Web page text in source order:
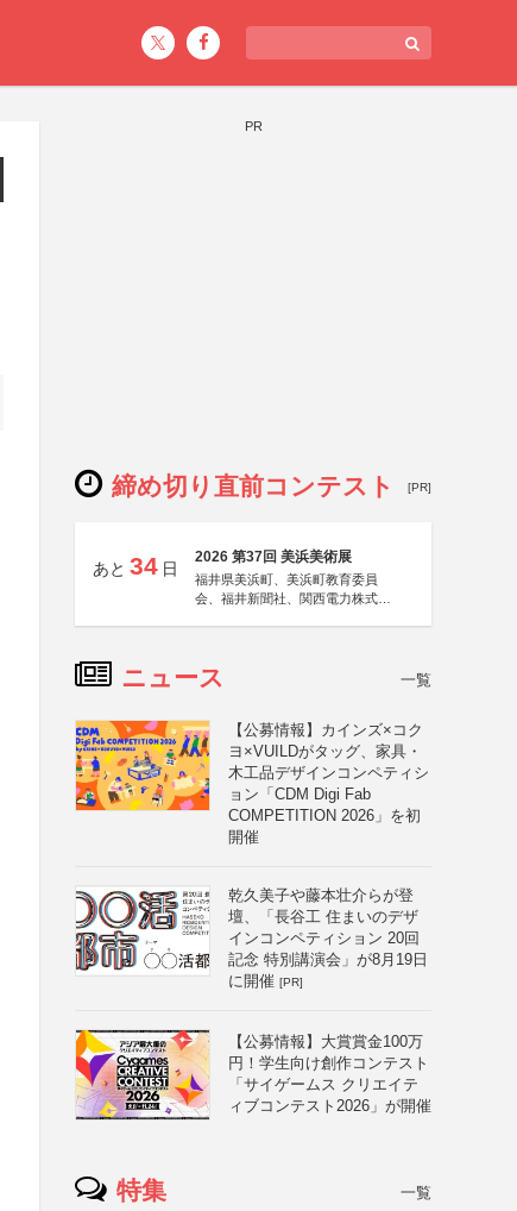
PR
締め切り直前コンテスト [PR]
あと 34 日
2026 第37回 美浜美術展
福井県美浜町、美浜町教育委員
会、福井新聞社、関西電力株式会
ニュース 一覧
【公募情報】カインズ×コク
ヨ×VUILDがタッグ、家具・
木工品デザインコンペティシ
ョン「CDM Digi Fab
COMPETITION 2026」を初
開催
乾久美子や藤本壮介らが登
壇、「長谷工 住まいのデザ
インコンペティション 20回
記念 特別講演会」が8月19日
に開催 [PR]
【公募情報】大賞賞金100万
円！学生向け創作コンテスト
「サイゲームス クリエイテ
ィブコンテスト2026」が開催
特集 一覧